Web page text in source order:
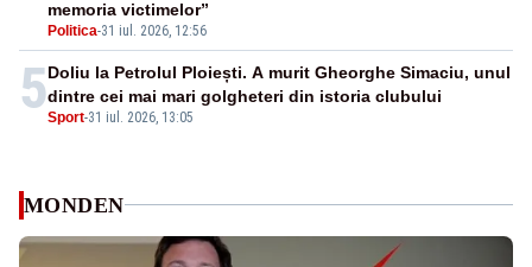
Politica-31 iul. 2026, 12:56
memoria victimelor”
5Sport-31 iul. 2026, 13:05
Doliu la Petrolul Ploiești. A murit Gheorghe Simaciu, unul
dintre cei mai mari golgheteri din istoria clubului
MONDEN